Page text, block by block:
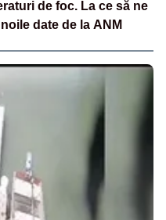
de foc. La ce să ne
date de la ANM